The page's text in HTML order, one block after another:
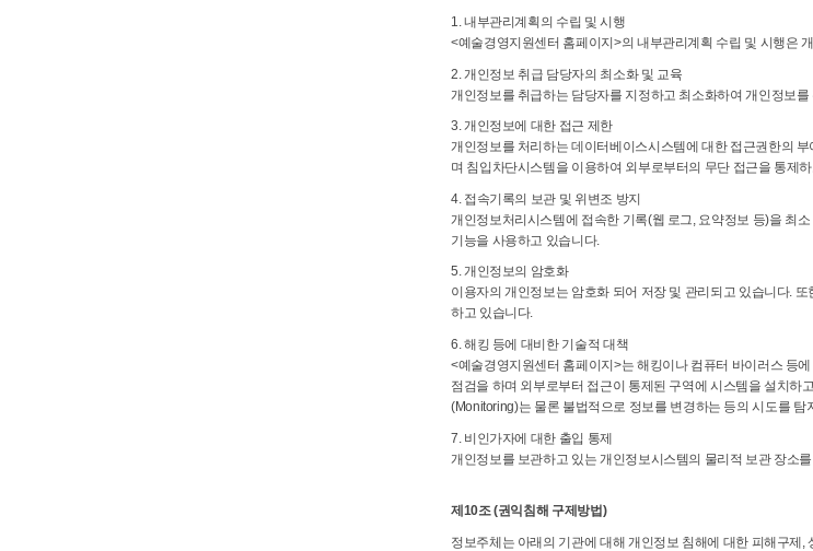
1. 내부관리계획의 수립 및 시행
<예술경영지원센터 홈페이지>의 내부관리계획 수립 및 시행은
2. 개인정보 취급 담당자의 최소화 및 교육
개인정보를 취급하는 담당자를 지정하고 최소화하여 개인정보
3. 개인정보에 대한 접근 제한
개인정보를 처리하는 데이터베이스시스템에 대한 접근권한의
며 침입차단시스템을 이용하여 외부로부터의 무단 접근을 통제
4. 접속기록의 보관 및 위변조 방지
개인정보처리시스템에 접속한 기록(웹 로그, 요약정보 등)을 최
기능을 사용하고 있습니다.
5. 개인정보의 암호화
이용자의 개인정보는 암호화 되어 저장 및 관리되고 있습니다.
하고 있습니다.
6. 해킹 등에 대비한 기술적 대책
<예술경영지원센터 홈페이지>는 해킹이나 컴퓨터 바이러스 등
점검을 하며 외부로부터 접근이 통제된 구역에 시스템을 설치하
(Monitoring)는 물론 불법적으로 정보를 변경하는 등의 시도를 탐
7. 비인가자에 대한 출입 통제
개인정보를 보관하고 있는 개인정보시스템의 물리적 보관 장소
제10조 (권익침해 구제방법)
정보주체는 아래의 기관에 대해 개인정보 침해에 대한 피해구제